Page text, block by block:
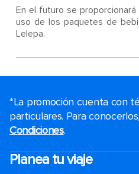
En el futuro se
uso de los paquetes de
Lelepa.
*La promoción cuenta con
particulares. Para
Condiciones.
Planea tu viaje